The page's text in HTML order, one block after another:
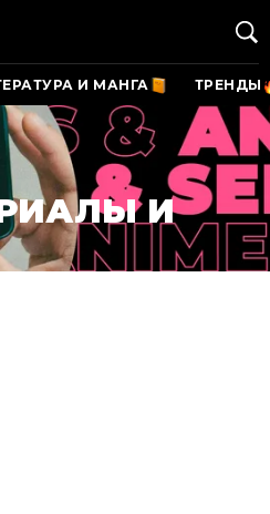
И МАНГА ТРЕНДЫ
И